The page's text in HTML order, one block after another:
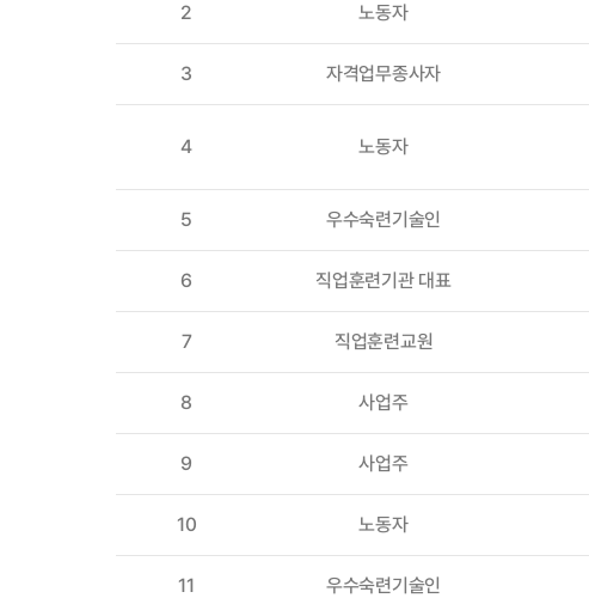
2 노동자
3 자격업무종사자
4 노동자
5 우수숙련기술인
6 직업훈련기관 대표
7 직업훈련교원
8 사업주
9 사업주
10 노동자
11 우수숙련기술인